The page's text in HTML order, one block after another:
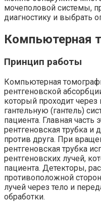
мочеполовой системы,
диагностику и выбрать
Компьютерная
Принцип работы
Компьютерная
рентгеновской
который проходит через
гантельную (гантель)
пациента. Главная часть
рентгеновская трубка и
против друга. При
рентгеновская трубка
рентгеновских лучей,
пациента. Детекторы,
противоположной
лучей через тело и
обработки.